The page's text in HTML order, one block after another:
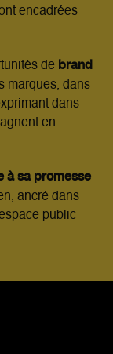
encadrées
de brand
marques, dans
dans
en
à sa promesse
ancré dans
public